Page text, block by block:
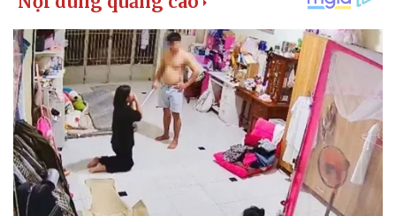
Trình diễn vào các tối thứ Bảy từ ngày 30/5-20/6 tại rạp
Hồng Hà (Hà Nội), chương trình tạp kỹ "Bí mật triều đại
phép thuật" mở ra không gian sân khấu giàu màu sắc, nơi
nghệ thuật truyền thống được kết hợp cùng yếu tố kỳ ảo,
phiêu lưu và tương tác hiện đại để tạo nên một “món ăn
tinh thần” mới dành cho khán giả trẻ.